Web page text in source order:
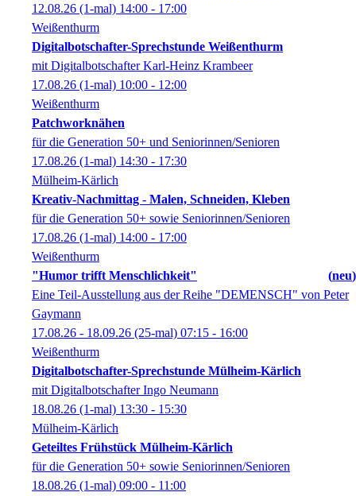
12.08.26 (1-mal) 14:00 - 17:00
Weißenthurm
Digitalbotschafter-Sprechstunde Weißenthurm
mit Digitalbotschafter Karl-Heinz Krambeer
17.08.26 (1-mal) 10:00 - 12:00
Weißenthurm
Patchworknähen
für die Generation 50+ und Seniorinnen/Senioren
17.08.26 (1-mal) 14:30 - 17:30
Mülheim-Kärlich
Kreativ-Nachmittag - Malen, Schneiden, Kleben
für die Generation 50+ sowie Seniorinnen/Senioren
17.08.26 (1-mal) 14:00 - 17:00
Weißenthurm
"Humor trifft Menschlichkeit"
neu
Eine Teil-Ausstellung aus der Reihe "DEMENSCH" von Peter
Gaymann
17.08.26 - 18.09.26 (25-mal) 07:15 - 16:00
Weißenthurm
Digitalbotschafter-Sprechstunde Mülheim-Kärlich
mit Digitalbotschafter Ingo Neumann
18.08.26 (1-mal) 13:30 - 15:30
Mülheim-Kärlich
Geteiltes Frühstück Mülheim-Kärlich
für die Generation 50+ sowie Seniorinnen/Senioren
18.08.26 (1-mal) 09:00 - 11:00